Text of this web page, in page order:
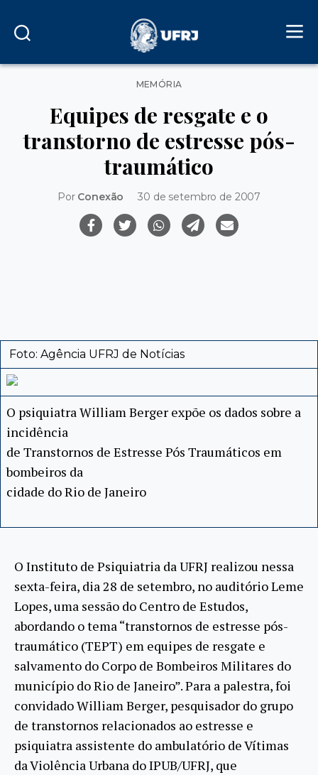
Categorias
MEMÓRIA
Equipes de resgate e o
transtorno de estresse pós-
traumático
Por Conexão 30 de setembro de 2007
Foto: Agência UFRJ de Notícias
O psiquiatra William Berger expõe os dados sobre a
incidência
de Transtornos de Estresse Pós Traumáticos em
bombeiros da
cidade do Rio de Janeiro
O Instituto de Psiquiatria da UFRJ realizou nessa
sexta-feira, dia 28 de setembro, no auditório Leme
Lopes, uma sessão do Centro de Estudos,
abordando o tema “transtornos de estresse pós-
traumático (TEPT) em equipes de resgate e
salvamento do Corpo de Bombeiros Militares do
município do Rio de Janeiro”. Para a palestra, foi
convidado William Berger, pesquisador do grupo
de transtornos relacionados ao estresse e
psiquiatra assistente do ambulatório de Vítimas
da Violência Urbana do IPUB/UFRJ, que